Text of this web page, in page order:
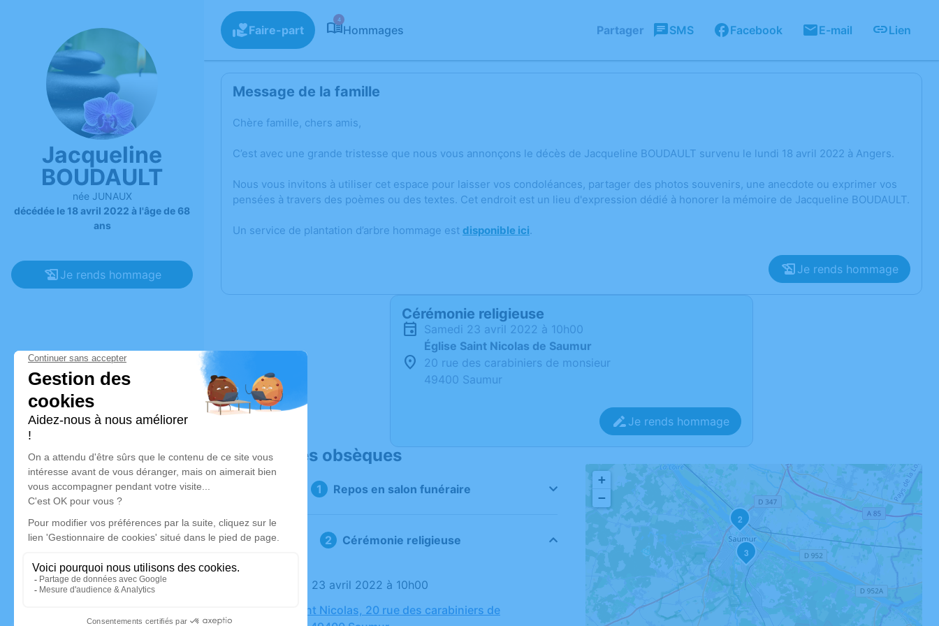
Jacqueline
BOUDAULT
née JUNAUX
décédée le 18 avril 2022 à l'âge de 68
ans
Je rends hommage
Faire-part
4
Hommages Partager SMS Facebook E-mail Lien
Message de la famille
Chère famille, chers amis,
C’est avec une grande tristesse que nous vous annonçons le décès de Jacqueline BOUDAULT survenu le lundi 18 avril 2022 à Angers.
Nous vous invitons à utiliser cet espace pour laisser vos condoléances, partager des photos souvenirs, une anecdote ou exprimer vos
pensées à travers des poèmes ou des textes. Cet endroit est un lieu d'expression dédié à honorer la mémoire de Jacqueline BOUDAULT.
Un service de plantation d’arbre hommage est disponible ici.
Je rends hommage
Cérémonie religieuse
samedi 23 avril 2022 à 10h00
Église Saint Nicolas de Saumur
20 rue des carabiniers de monsieur
49400 Saumur
Je rends hommage
Déroulé des obsèques
Repos en salon funéraire
Cérémonie religieuse
Le samedi 23 avril 2022 à 10h00
Église Saint Nicolas, 20 rue des carabiniers de
2
3
+
−